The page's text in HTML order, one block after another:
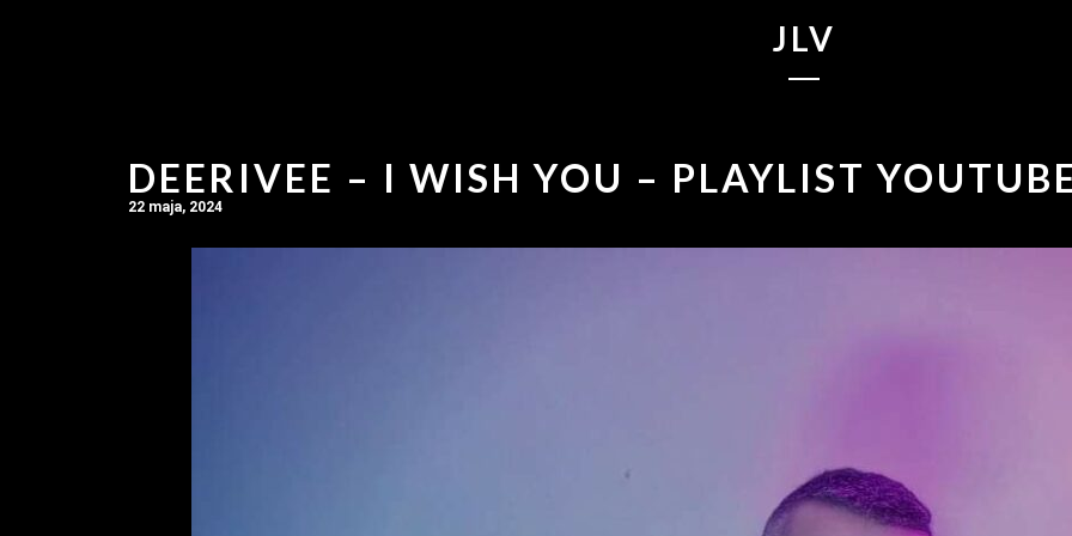
JLV
DEERIVEE – I WISH YOU – PLAYLIST
22 maja, 2024